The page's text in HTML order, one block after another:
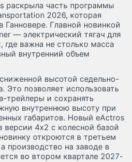
раскрыла часть программы
2026, которая
Ганновере. Главной новинкой
— электрический тягач для
где важна не столько масса
внутренний объем
высотой седельно-
Это позволяет использовать
трейлеры и сохранять
внутреннюю высоту при
габаритов. Новый eActros
версии 4x2 с колесной базой
откроются в третьем
производство на заводе в
во втором квартале 2027-